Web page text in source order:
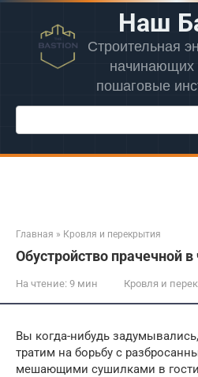
Перейти
контенту
Наш
Строительная
начинающих
пошаговые
Поиск:
Главная » Кровля и перекрытия
Обустройство прачечной
На чтение: 9 мин Кровля и
Вы когда-нибудь
тратим на борьбу с
мешающими сушилками в